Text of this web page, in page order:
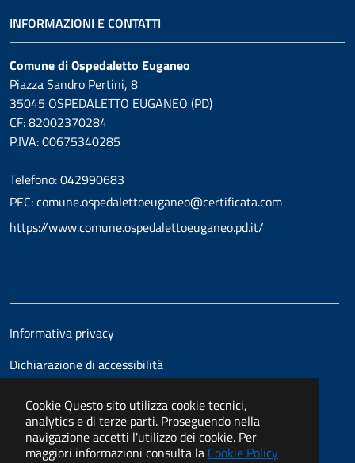
Cookie Questo sito utilizza cookie tecnici,
analytics e di terze parti. Proseguendo nella
navigazione accetti l'utilizzo dei cookie. Per
maggiori informazioni consulta la Cookie Policy
INFORMAZIONI E CONTATTI
Comune di Ospedaletto Euganeo
Piazza Sandro Pertini, 8
35045 OSPEDALETTO EUGANEO (PD)
CF: 82002370284
P.IVA: 00675340285
Telefono: 042990683
PEC: comune.ospedalettoeuganeo@certificata.com
https://www.comune.ospedalettoeuganeo.pd.it/
Informativa privacy
Dichiarazione di accessibilità